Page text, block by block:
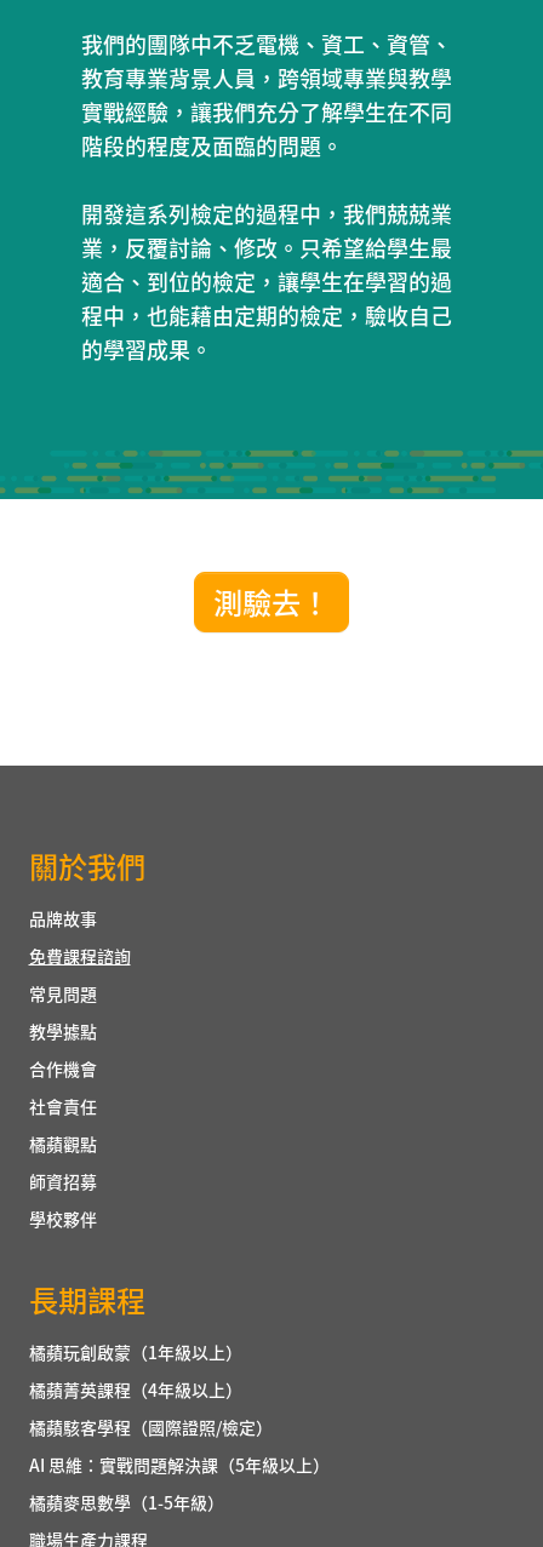
我們的團隊中不乏電機、資工、資管、
教育專業背景人員，跨領域專業與教學
實戰經驗，讓我們充分了解學生在不同
階段的程度及面臨的問題。
開發這系列檢定的過程中，我們兢兢業
業，反覆討論、修改。只希望給學生最
適合、到位的檢定，讓學生在學習的過
程中，也能藉由定期的檢定，驗收自己
的學習成果。
測驗去！
關於我們
品牌故事
免費課程諮詢
常見問題
教學據點
合作機會
社會責任
橘蘋觀點
師資招募
學校夥伴
長期課程
橘蘋玩創啟蒙（1年級以上）
橘蘋菁英課程（4年級以上）
橘蘋駭客學程（國際證照/檢定）
AI 思維：實戰問題解決課（5年級以上）
橘蘋麥思數學（1-5年級）
職場生產力課程